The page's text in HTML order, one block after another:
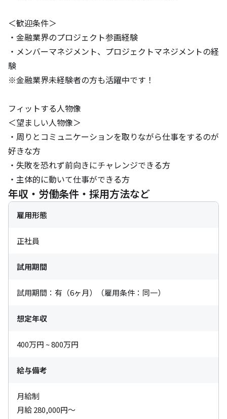
＜歓迎条件＞
・金融業界のプロジェクト参画経験
・メンバーマネジメント、プロジェクトマネジメントの経
験
※金融業界未経験者の方も活躍中です！
フィットする人物像
＜望ましい人物像＞
・周りとコミュニケーションを取りながら仕事をするのが
好きな方
・失敗を恐れず前向きにチャレンジできる方
・主体的に動いて仕事ができる方
年収・労働条件・採用方法など
雇用形態
正社員
試用期間
試用期間：有（6ヶ月）（雇用条件：同一）
想定年収
400万円 ~ 800万円
給与備考
月給制
月給 280,000円～